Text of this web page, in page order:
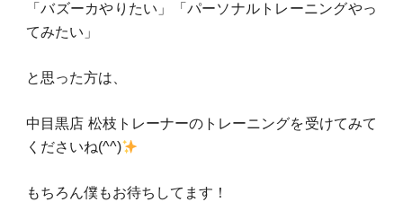
「バズーカやりたい」「パーソナルトレーニングやっ
てみたい」
と思った方は、
中目黒店 松枝トレーナーのトレーニングを受けてみて
くださいね(^^)
もちろん僕もお待ちしてます！